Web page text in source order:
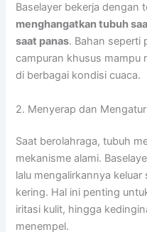
Baselayer bekerja dengan
menghangatkan tubuh
saat panas. Bahan seperti
campuran khusus mampu
di berbagai kondisi cuaca.
2. Menyerap dan
Saat berolahraga, tubuh
mekanisme alami.
lalu mengalirkannya
kering. Hal ini penting
iritasi kulit, hingga
menempel.